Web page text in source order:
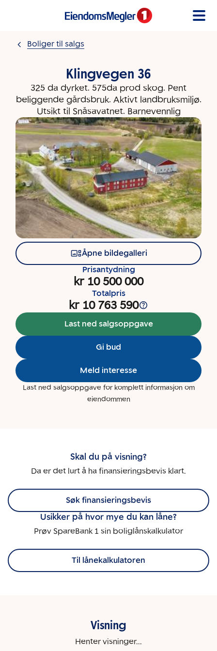
Boliger til salgs
Klingvegen 36
325 da dyrket. 575da prod skog. Pent
beliggende gårdsbruk. Aktivt landbruksmiljø.
Utsikt til Snåsavatnet. Barnevennlig
Åpne bildegalleri
Prisantydning
kr 10 500 000
Totalpris
kr 10 763 590
Last ned salgsoppgave
Gi bud
Meld interesse
Last ned salgsoppgave for komplett informasjon om
eiendommen
Skal du på visning?
Da er det lurt å ha finansieringsbevis klart.
Søk finansieringsbevis
Usikker på hvor mye du kan låne?
Prøv SpareBank 1 sin boliglånskalkulator
Til lånekalkulatoren
Visning
Henter visninger...